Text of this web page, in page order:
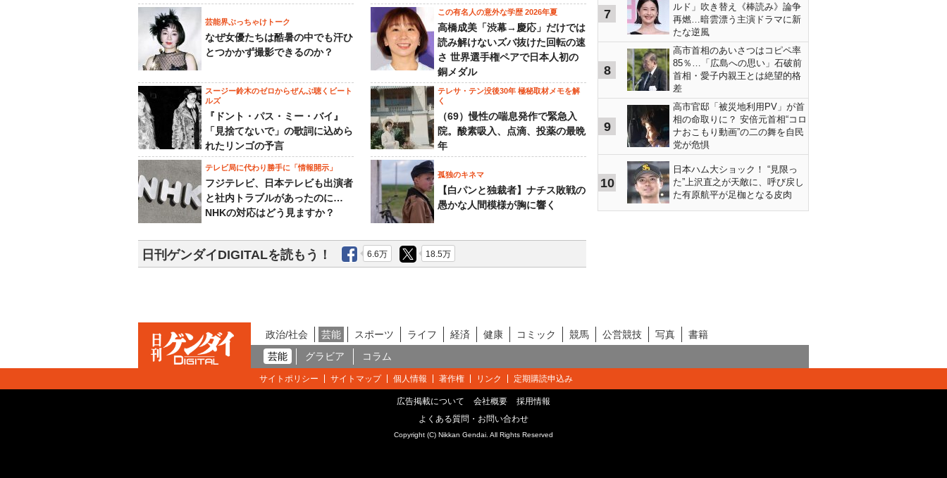
芸能界ぶっちゃけトーク
なぜ女優たちは酷暑の中でも汗ひ
とつかかず撮影できるのか？
この有名人の意外な学歴 2026年夏
高橋成美「渋幕→慶応」だけでは
読み解けないズバ抜けた回転の速
さ 世界選手権ペアで日本人初の
銅メダル
スージー鈴木のゼロからぜんぶ聴くビート
ルズ
『ドント・パス・ミー・バイ』
「見捨てないで」の歌詞に込めら
れたリンゴの予言
テレサ・テン没後30年 極秘取材メモを解
く
（69）慢性の喘息発作で緊急入
院。酸素吸入、点滴、投薬の最晩
年
テレビ局に代わり勝手に「情報開示」
フジテレビ、日本テレビも出演者
と社内トラブルがあったのに…
NHKの対応はどう見ますか？
孤独のキネマ
【白パンと独裁者】ナチス敗戦の
愚かな人間模様が胸に響く
日刊ゲンダイDIGITALを読もう！ 6.6万 18.5万
7
ルド」吹き替え《棒読み》論争
再燃…暗雲漂う主演ドラマに新
たな逆風
8
高市首相のあいさつはコピペ率
85％…「広島への思い」石破前
首相・愛子内親王とは絶望的格
差
9
高市官邸「被災地利用PV」が首
相の命取りに？ 安倍元首相“コロ
ナおこもり動画”の二の舞を自民
党が危惧
10
日本ハム大ショック！ “見限っ
た”上沢直之が天敵に、呼び戻し
た有原航平が足枷となる皮肉
政治/社会 芸能 スポーツ ライフ 経済 健康 コミック 競馬 公営競技 写真
書籍
芸能
グラビア コラム
サイトポリシー サイトマップ 個人情報 著作権 リンク 定期購読申込み
広告掲載について 会社概要
採用情報
よくある質問・お問い合わせ
Copyright (C) Nikkan Gendai. All Rights Reserved